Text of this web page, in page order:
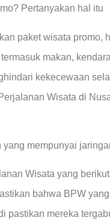
Pertanyakan hal itu
paket wisata promo,
makan,
kekecewaan
Wisata di
mempunyai
Wisata yang
bahwa BPW
pastikan mereka